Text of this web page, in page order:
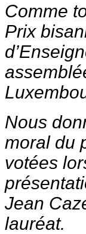
Comme
Prix
Nous
moral du
votées
Jean
lauréat.